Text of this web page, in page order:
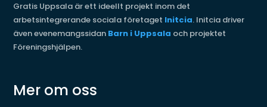
Gratis Uppsala är ett ideellt projekt inom det
arbetsintegrerande sociala företaget Initcia. Initcia driver
även evenemangssidan Barn i Uppsala och projektet
Föreningshjälpen.
Mer om oss